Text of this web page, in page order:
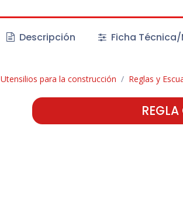
Descripción Ficha
Utensilios para la construcción Reglas y